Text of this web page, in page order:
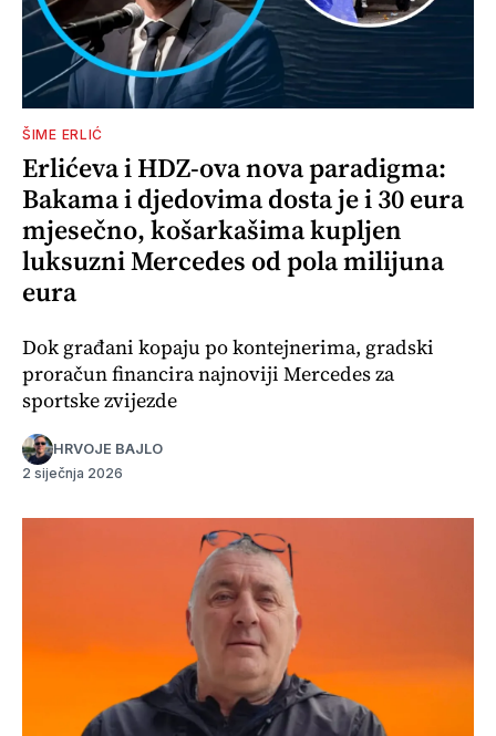
ŠIME ERLIĆ
Erlićeva i HDZ-ova nova paradigma:
Bakama i djedovima dosta je i 30 eura
mjesečno, košarkašima kupljen
luksuzni Mercedes od pola milijuna
eura
Dok građani kopaju po kontejnerima, gradski
proračun financira najnoviji Mercedes za
sportske zvijezde
HRVOJE BAJLO
2 siječnja 2026